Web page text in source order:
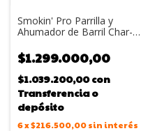
Smokin' Pro Parrilla y
Ahumador de Barril Char-
Lateral
$1.299.000,00
$1.039.200,00con
Transferencia o
depósito
6x$216.500,00sin interés